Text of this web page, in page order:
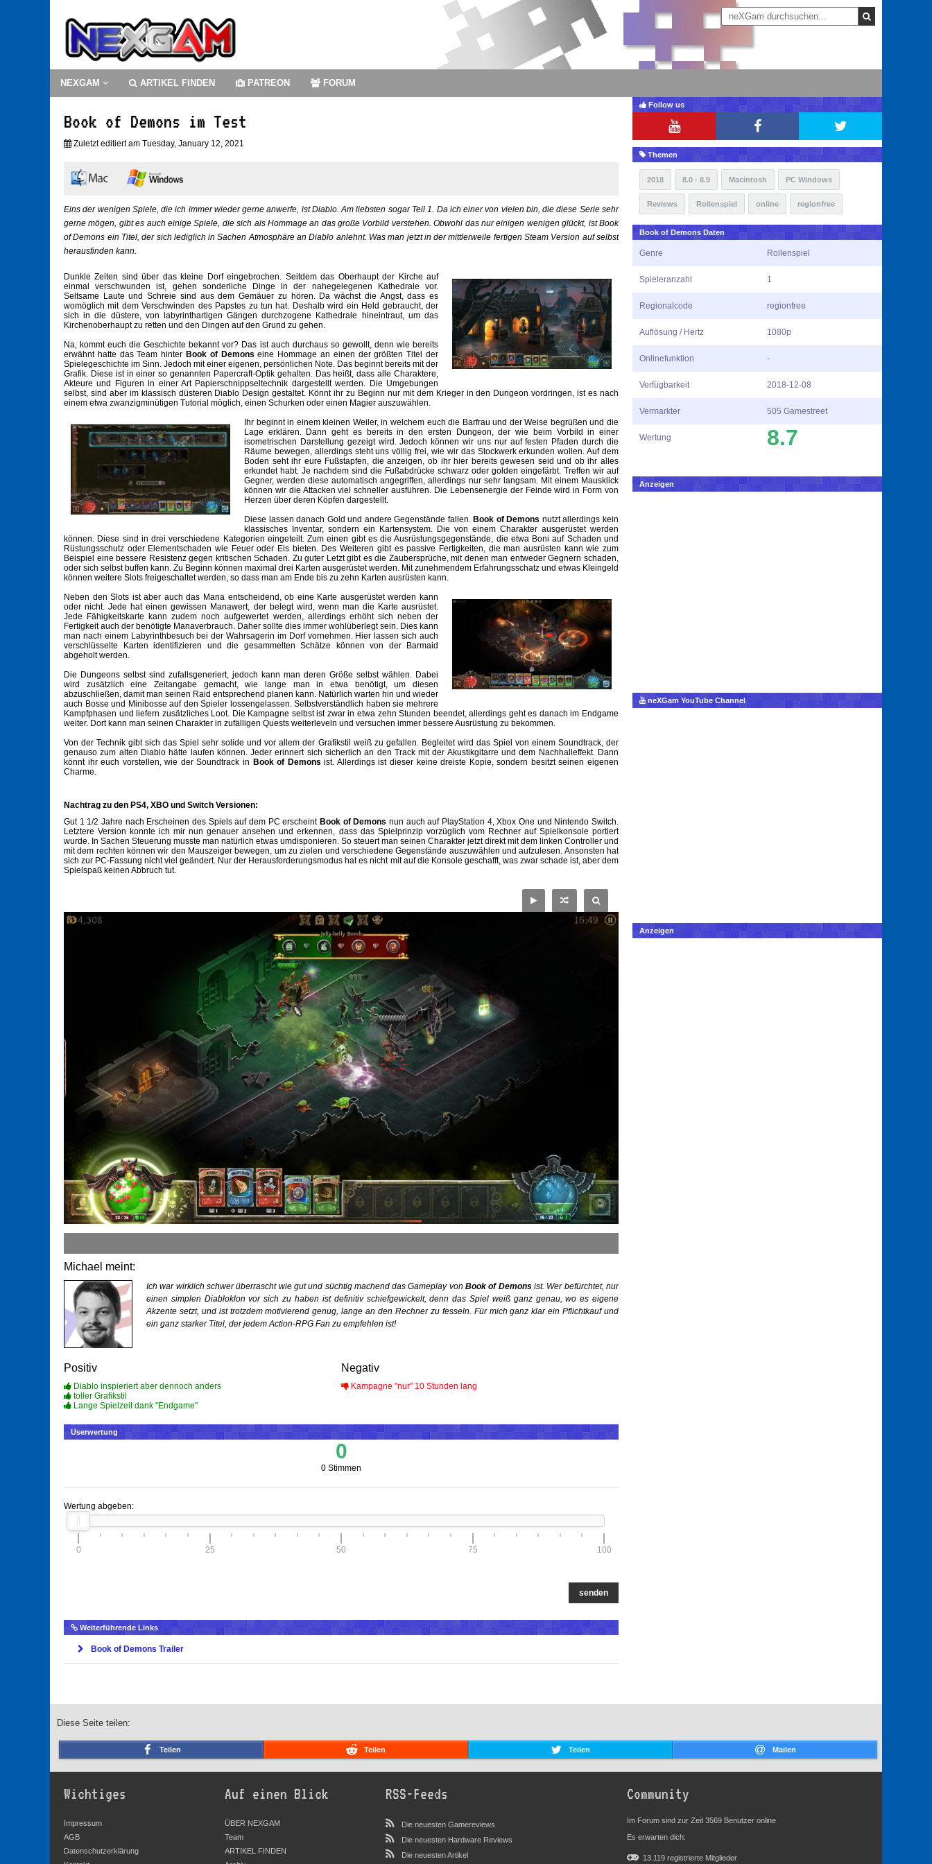
NEXGAM ARTIKEL FINDEN PATREON FORUM
Book of Demons im Test
Zuletzt editiert am Tuesday, January 12, 2021
Eins der wenigen Spiele, die ich immer wieder gerne anwerfe, ist Diablo. Am liebsten sogar Teil 1. Da ich einer von vielen bin, die diese Serie sehr
gerne mögen, gibt es auch einige Spiele, die sich als Hommage an das große Vorbild verstehen. Obwohl das nur einigen wenigen glückt, ist Book
of Demons ein Titel, der sich lediglich in Sachen Atmosphäre an Diablo anlehnt. Was man jetzt in der mittlerweile fertigen Steam Version auf selbst
herausfinden kann.
Dunkle Zeiten sind über das kleine Dorf eingebrochen. Seitdem das Oberhaupt der Kirche auf
einmal verschwunden ist, gehen sonderliche Dinge in der nahegelegenen Kathedrale vor.
Seltsame Laute und Schreie sind aus dem Gemäuer zu hören. Da wächst die Angst, dass es
womöglich mit dem Verschwinden des Papstes zu tun hat. Deshalb wird ein Held gebraucht, der
sich in die düstere, von labyrinthartigen Gängen durchzogene Kathedrale hineintraut, um das
Kirchenoberhaupt zu retten und den Dingen auf den Grund zu gehen.
Na, kommt euch die Geschichte bekannt vor? Das ist auch durchaus so gewollt, denn wie bereits
erwähnt hatte das Team hinter Book of Demons eine Hommage an einen der größten Titel der
Spielegeschichte im Sinn. Jedoch mit einer eigenen, persönlichen Note. Das beginnt bereits mit der
Grafik. Diese ist in einer so genannten Papercraft-Optik gehalten. Das heißt, dass alle Charaktere,
Akteure und Figuren in einer Art Papierschnippseltechnik dargestellt werden. Die Umgebungen
selbst, sind aber im klassisch düsteren Diablo Design gestaltet. Könnt ihr zu Beginn nur mit dem Krieger in den Dungeon vordringen, ist es nach
einem etwa zwanzigminütigen Tutorial möglich, einen Schurken oder einen Magier auszuwählen.
Ihr beginnt in einem kleinen Weiler, in welchem euch die Barfrau und der Weise begrüßen und die
Lage erklären. Dann geht es bereits in den ersten Dungeon, der wie beim Vorbild in einer
isometrischen Darstellung gezeigt wird. Jedoch können wir uns nur auf festen Pfaden durch die
Räume bewegen, allerdings steht uns völlig frei, wie wir das Stockwerk erkunden wollen. Auf dem
Boden seht ihr eure Fußstapfen, die anzeigen, ob ihr hier bereits gewesen seid und ob ihr alles
erkundet habt. Je nachdem sind die Fußabdrücke schwarz oder golden eingefärbt. Treffen wir auf
Gegner, werden diese automatisch angegriffen, allerdings nur sehr langsam. Mit einem Mausklick
können wir die Attacken viel schneller ausführen. Die Lebensenergie der Feinde wird in Form von
Herzen über deren Köpfen dargestellt.
Diese lassen danach Gold und andere Gegenstände fallen. Book of Demons nutzt allerdings kein
klassisches Inventar, sondern ein Kartensystem. Die von einem Charakter ausgerüstet werden
können. Diese sind in drei verschiedene Kategorien eingeteilt. Zum einen gibt es die Ausrüstungsgegenstände, die etwa Boni auf Schaden und
Rüstungsschutz oder Elementschaden wie Feuer oder Eis bieten. Des Weiteren gibt es passive Fertigkeiten, die man ausrüsten kann wie zum
Beispiel eine bessere Resistenz gegen kritischen Schaden. Zu guter Letzt gibt es die Zaubersprüche, mit denen man entweder Gegnern schaden,
oder sich selbst buffen kann. Zu Beginn können maximal drei Karten ausgerüstet werden. Mit zunehmendem Erfahrungsschatz und etwas Kleingeld
können weitere Slots freigeschaltet werden, so dass man am Ende bis zu zehn Karten ausrüsten kann.
Neben den Slots ist aber auch das Mana entscheidend, ob eine Karte ausgerüstet werden kann
oder nicht. Jede hat einen gewissen Manawert, der belegt wird, wenn man die Karte ausrüstet.
Jede Fähigkeitskarte kann zudem noch aufgewertet werden, allerdings erhöht sich neben der
Fertigkeit auch der benötigte Manaverbrauch. Daher sollte dies immer wohlüberlegt sein. Dies kann
man nach einem Labyrinthbesuch bei der Wahrsagerin im Dorf vornehmen. Hier lassen sich auch
verschlüsselte Karten identifizieren und die gesammelten Schätze können von der Barmaid
abgeholt werden.
Die Dungeons selbst sind zufallsgeneriert, jedoch kann man deren Größe selbst wählen. Dabei
wird zusätzlich eine Zeitangabe gemacht, wie lange man in etwa benötigt, um diesen
abzuschließen, damit man seinen Raid entsprechend planen kann. Natürlich warten hin und wieder
auch Bosse und Minibosse auf den Spieler lossengelassen. Selbstverständlich haben sie mehrere
Kampfphasen und liefern zusätzliches Loot. Die Kampagne selbst ist zwar in etwa zehn Stunden beendet, allerdings geht es danach im Endgame
weiter. Dort kann man seinen Charakter in zufälligen Quests weiterleveln und versuchen immer bessere Ausrüstung zu bekommen.
Von der Technik gibt sich das Spiel sehr solide und vor allem der Grafikstil weiß zu gefallen. Begleitet wird das Spiel von einem Soundtrack, der
genauso zum alten Diablo hätte laufen können. Jeder erinnert sich sicherlich an den Track mit der Akustikgitarre und dem Nachhalleffekt. Dann
könnt ihr euch vorstellen, wie der Soundtrack in Book of Demons ist. Allerdings ist dieser keine dreiste Kopie, sondern besitzt seinen eigenen
Charme.
Nachtrag zu den PS4, XBO und Switch Versionen:
Gut 1 1/2 Jahre nach Erscheinen des Spiels auf dem PC erscheint Book of Demons nun auch auf PlayStation 4, Xbox One und Nintendo Switch.
Letztere Version konnte ich mir nun genauer ansehen und erkennen, dass das Spielprinzip vorzüglich vom Rechner auf Spielkonsole portiert
wurde. In Sachen Steuerung musste man natürlich etwas umdisponieren. So steuert man seinen Charakter jetzt direkt mit dem linken Controller und
mit dem rechten können wir den Mauszeiger bewegen, um zu zielen und verschiedene Gegenstände auszuwählen und aufzulesen. Ansonsten hat
sich zur PC-Fassung nicht viel geändert. Nur der Herausforderungsmodus hat es nicht mit auf die Konsole geschafft, was zwar schade ist, aber dem
Spielspaß keinen Abbruch tut.
Michael meint:
Ich war wirklich schwer überrascht wie gut und süchtig machend das Gameplay vonBook of Demonsist. Wer befürchtet, nur
einen simplen Diabloklon vor sich zu haben ist definitiv schiefgewickelt, denn das Spiel weiß ganz genau, wo es eigene
Akzente setzt, und ist trotzdem motivierend genug, lange an den Rechner zu fesseln. Für mich ganz klar ein Pflichtkauf und
ein ganz starker Titel, der jedem Action-RPG Fan zu empfehlen ist!
Positiv
Diablo inspieriert aber dennoch anders
toller Grafikstil
Lange Spielzeit dank "Endgame"
Negativ
Kampagne "nur" 10 Stunden lang
Userwertung
0
0 Stimmen
Wertung abgeben:
0 25 50 75 100
senden
Weiterführende Links
Book of Demons Trailer
Follow us
Themen
2018 8.0 - 8.9 Macintosh PC Windows
Reviews Rollenspiel online regionfree
Book of Demons Daten
Genre Rollenspiel
Spieleranzahl 1
Regionalcode regionfree
Auflösung / Hertz 1080p
Onlinefunktion -
Verfügbarkeit 2018-12-08
Vermarkter 505 Gamestreet
Wertung 8.7
Anzeigen
neXGam YouTube Channel
Anzeigen
Diese Seite teilen:
Teilen Teilen Teilen Mailen
Wichtiges
Impressum
AGB
Datenschutzerklärung
Auf einen Blick
ÜBER NEXGAM
Team
ARTIKEL FINDEN
RSS-Feeds
Die neuesten Gamereviews
Die neuesten Hardware Reviews
Die neuesten Artikel
Community
Im Forum sind zur Zeit 3569 Benutzer online
Es erwarten dich:
13.119 registrierte Mitglieder